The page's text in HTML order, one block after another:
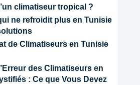
climatiseur tropical ?
ne refroidit plus en Tunisie
de Climatiseurs en Tunisie
des Climatiseurs en
: Ce que Vous Devez